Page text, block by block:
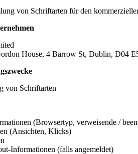
von Schriftarten für den
House, 4 Barrow St, Dublin, D04
von Schriftarten
(Browsertyp, verweisende /
(Ansichten, Klicks)
Informationen (falls angemeldet)